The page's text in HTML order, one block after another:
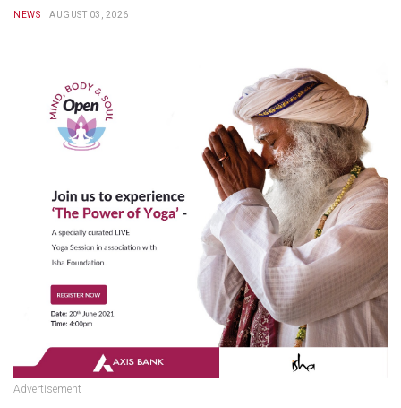
NEWS AUGUST 03, 2026
Advertisement